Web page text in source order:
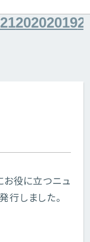
20202019
お役に立つニュ
行しました。